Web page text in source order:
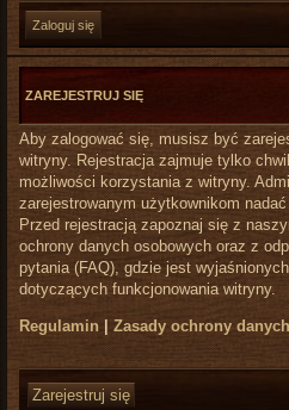
ZAREJESTRUJ SIĘ
Aby zalogować się, musisz być
witryny. Rejestracja zajmuje tylko
możliwości korzystania z witryny.
zarejestrowanym użytkownikom
Przed rejestracją zapoznaj się z
ochrony danych osobowych oraz z
pytania (FAQ), gdzie jest
dotyczących funkcjonowania witryny.
Regulamin Zasady ochrony
Zarejestruj się